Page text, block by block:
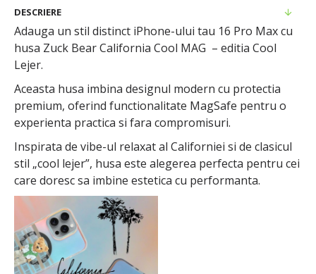
DESCRIERE
Adauga un stil distinct iPhone-ului tau 16 Pro Max cu
husa Zuck Bear California Cool MAG – editia Cool
Lejer.
Aceasta husa imbina designul modern cu protectia
premium, oferind functionalitate MagSafe pentru o
experienta practica si fara compromisuri.
Inspirata de vibe-ul relaxat al Californiei si de clasicul
stil „cool lejer”, husa este alegerea perfecta pentru cei
care doresc sa imbine estetica cu performanta.